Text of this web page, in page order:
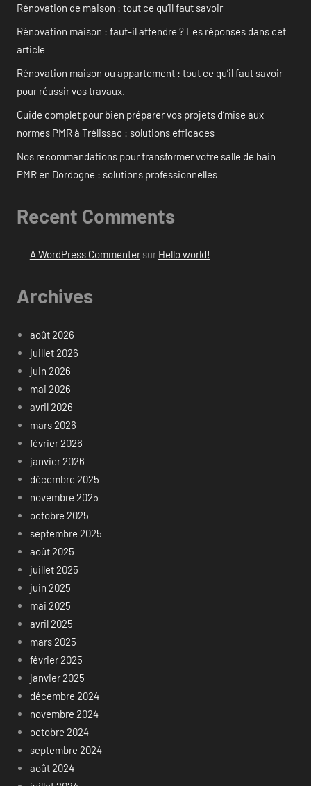
Rénovation de maison : tout ce qu’il faut savoir
Rénovation maison : faut-il attendre ? Les réponses dans cet
article
Rénovation maison ou appartement : tout ce qu’il faut savoir
pour réussir vos travaux.
Guide complet pour bien préparer vos projets d’mise aux
normes PMR à Trélissac : solutions efficaces
Nos recommandations pour transformer votre salle de bain
PMR en Dordogne : solutions professionnelles
Recent Comments
A WordPress Commentersur Hello world!
Archives
août 2026
juillet 2026
juin 2026
mai 2026
avril 2026
mars 2026
février 2026
janvier 2026
décembre 2025
novembre 2025
octobre 2025
septembre 2025
août 2025
juillet 2025
juin 2025
mai 2025
avril 2025
mars 2025
février 2025
janvier 2025
décembre 2024
novembre 2024
octobre 2024
septembre 2024
août 2024